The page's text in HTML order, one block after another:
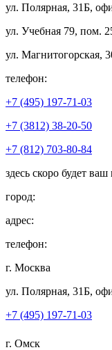
ул. Полярная, 31Б,
ул. Учебная 79, пом.
ул. Магнитогорская,
телефон:
+7 (495) 197-71-03
+7 (3812) 38-20-50
+7 (812) 703-80-84
здесь скоро будет ваш
город:
адрес:
телефон:
г. Москва
ул. Полярная, 31Б,
+7 (495) 197-71-03
г. Омск